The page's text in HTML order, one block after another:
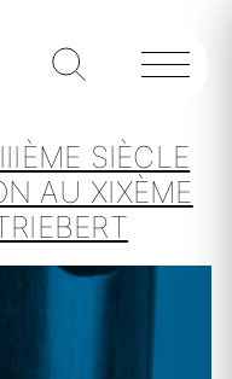
SIÈCLE
AU XIXÈME